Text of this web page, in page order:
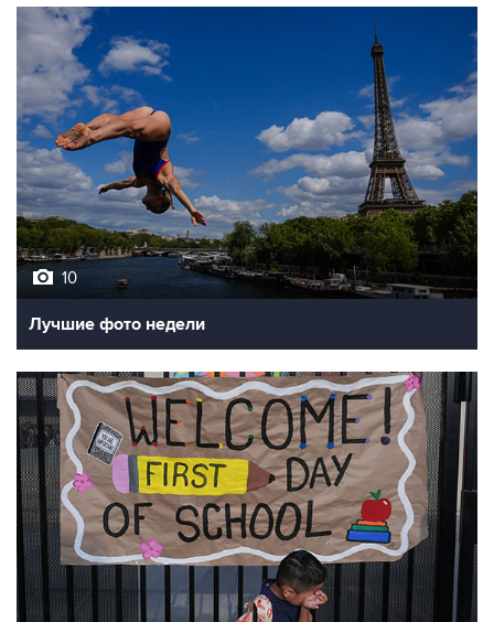
10
Лучшие фото недели